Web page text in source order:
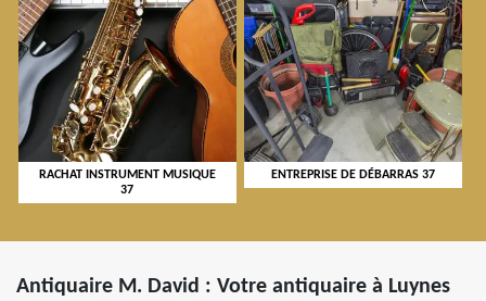
RACHAT INSTRUMENT MUSIQUE
37
ENTREPRISE DE DÉBARRAS 37
Antiquaire M. David : Votre antiquaire à Luynes